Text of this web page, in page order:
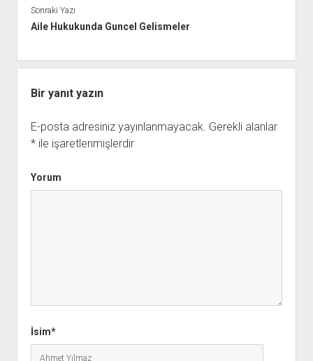
Sonraki Yazı
Aile Hukukunda Guncel Gelismeler
Bir yanıt yazın
E-posta adresiniz yayınlanmayacak. Gerekli alanlar
*ile işaretlenmişlerdir
Yorum
İsim*